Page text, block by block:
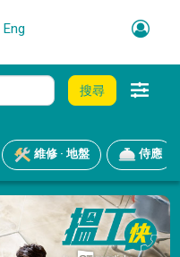
Eng
搜尋
維修 · 地盤 侍應